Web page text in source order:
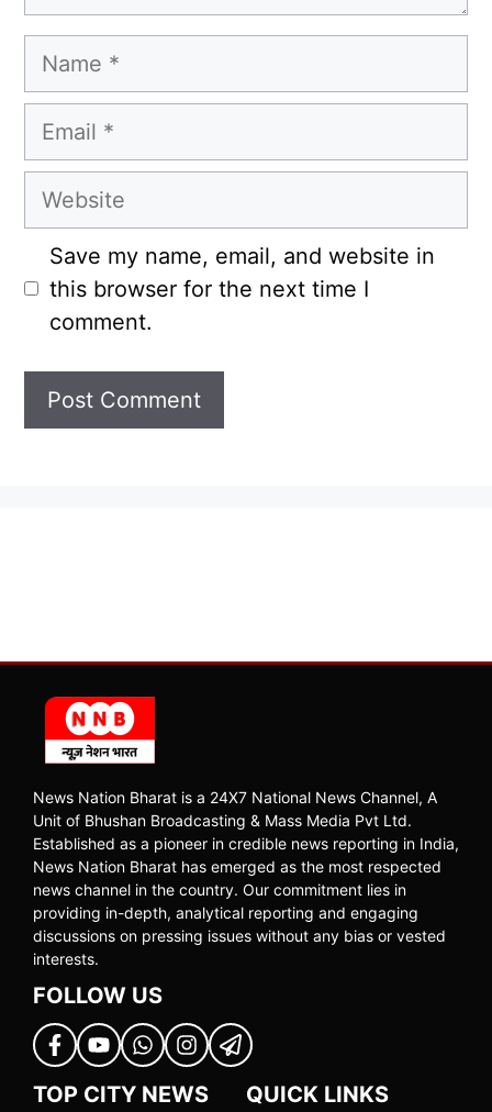
Name
Email
Website
Save my name, email, and website in
this browser for the next time I
comment.
News Nation Bharat is a 24X7 National News Channel, A
Unit of Bhushan Broadcasting & Mass Media Pvt Ltd.
Established as a pioneer in credible news reporting in India,
News Nation Bharat has emerged as the most respected
news channel in the country. Our commitment lies in
providing in-depth, analytical reporting and engaging
discussions on pressing issues without any bias or vested
interests.
FOLLOW US
TOP CITY NEWS QUICK LINKS